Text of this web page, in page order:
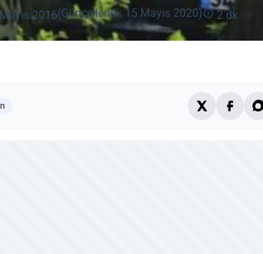
2016(Güncellendi: 15 Mayıs 2020) 2 dk